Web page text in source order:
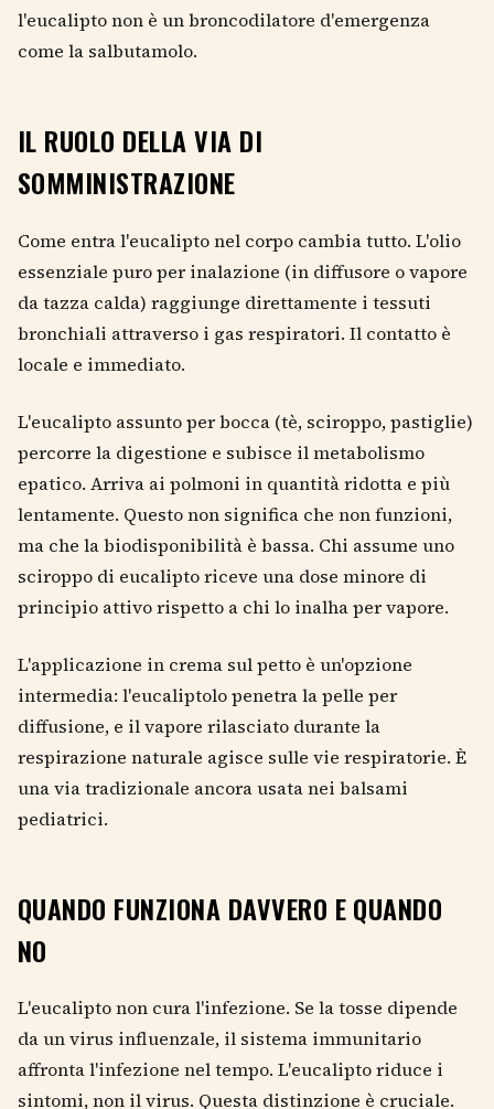
l'eucalipto non è un broncodilatore d'emergenza
come la salbutamolo.
IL RUOLO DELLA VIA DI
SOMMINISTRAZIONE
Come entra l'eucalipto nel corpo cambia tutto. L'olio
essenziale puro per inalazione (in diffusore o vapore
da tazza calda) raggiunge direttamente i tessuti
bronchiali attraverso i gas respiratori. Il contatto è
locale e immediato.
L'eucalipto assunto per bocca (tè, sciroppo, pastiglie)
percorre la digestione e subisce il metabolismo
epatico. Arriva ai polmoni in quantità ridotta e più
lentamente. Questo non significa che non funzioni,
ma che la biodisponibilità è bassa. Chi assume uno
sciroppo di eucalipto riceve una dose minore di
principio attivo rispetto a chi lo inalha per vapore.
L'applicazione in crema sul petto è un'opzione
intermedia: l'eucaliptolo penetra la pelle per
diffusione, e il vapore rilasciato durante la
respirazione naturale agisce sulle vie respiratorie. È
una via tradizionale ancora usata nei balsami
pediatrici.
QUANDO FUNZIONA DAVVERO E QUANDO
NO
L'eucalipto non cura l'infezione. Se la tosse dipende
da un virus influenzale, il sistema immunitario
affronta l'infezione nel tempo. L'eucalipto riduce i
sintomi, non il virus. Questa distinzione è cruciale.